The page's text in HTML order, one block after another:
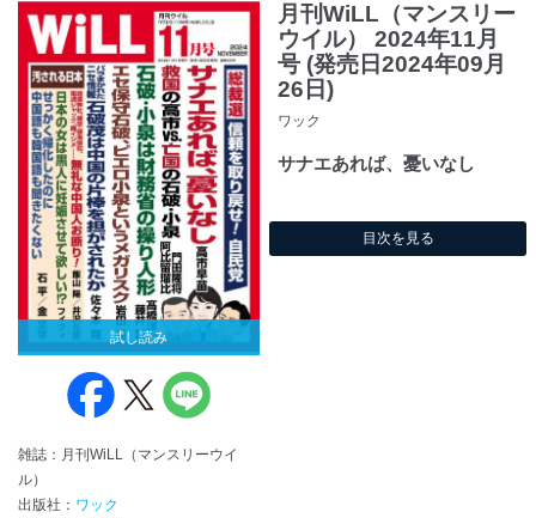
試し読み
雑誌：月刊WiLL（マンスリーウイ
ル）
出版社： ワック
月刊WiLL（マンスリー
ウイル） 2024年11月
号 (発売日2024年09月
26日)
ワック
サナエあれば、憂いなし
目次を見る